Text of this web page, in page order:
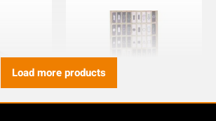
Load more products